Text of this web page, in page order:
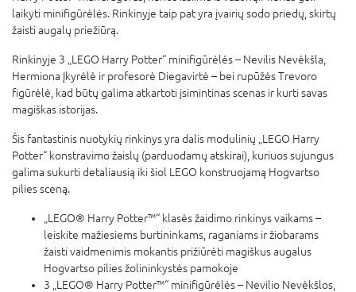
laikyti minifigūrėlės. Rinkinyje taip pat yra įvairių sodo priedų, skirtų
žaisti augalų priežiūrą.
Rinkinyje 3 „LEGO Harry Potter“ minifigūrėlės – Nevilis Nevėkšla,
Hermiona Įkyrėlė ir profesorė Diegavirtė – bei rupūžės Trevoro
figūrėlė, kad būtų galima atkartoti įsimintinas scenas ir kurti savas
magiškas istorijas.
Šis fantastinis nuotykių rinkinys yra dalis modulinių „LEGO Harry
Potter“ konstravimo žaislų (parduodamų atskirai), kuriuos sujungus
galima sukurti detaliausią iki šiol LEGO konstruojamą Hogvartso
pilies sceną.
„LEGO® Harry Potter™“ klasės žaidimo rinkinys vaikams –
leiskite mažiesiems burtininkams, raganiams ir žiobarams
žaisti vaidmenimis mokantis prižiūrėti magiškus augalus
Hogvartso pilies žolininkystės pamokoje
3 „LEGO® Harry Potter™“ minifigūrėlės – Nevilio Nevėkšlos,